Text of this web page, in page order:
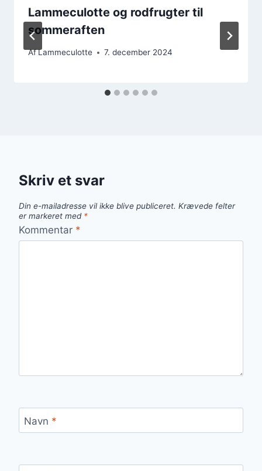
Lammeculotte og rodfrugter til
sommeraften
AfLammeculotte 7. december 2024
Skriv et svar
Din e-mailadresse vil ikke blive publiceret. Krævede felter
er markeret med *
Kommentar *
Navn *